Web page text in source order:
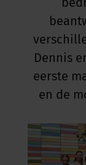
Dennis
eerste
en de